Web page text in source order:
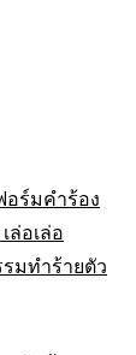
อร์มคำร้อง
ล่อเล่อ
มทำร้ายตัว